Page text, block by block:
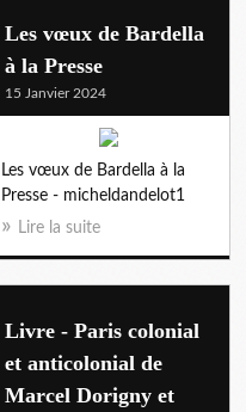
Les vœux de Bardella
à la Presse
15 Janvier 2024
Les vœux de Bardella à la
Presse - micheldandelot1
Lire la suite
Livre - Paris colonial
et anticolonial de
Marcel Dorigny et